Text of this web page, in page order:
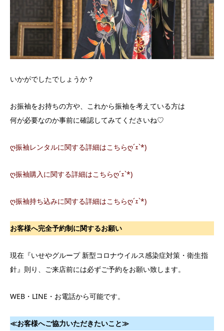
いかがでしたでしょうか？
お振袖をお持ちの方や、これから振袖を考えている方は
何が必要なのか事前に確認してみてくださいね♡
ღ振袖レンタルに関する詳細はこちらღ´ｪ`*)
ღ振袖購入に関する詳細はこちらღ´ｪ`*)
ღ振袖持ち込みに関する詳細はこちらღ´ｪ`*)
お客様へ完全予約制に関するお願い
現在『いせやグループ 新型コロナウイルス感染症対策・衛生指
針』則り、ご来店前には必ずご予約をお願い致します。
WEB・LINE・お電話から可能です。
≪お客様へご協力いただきたいこと≫